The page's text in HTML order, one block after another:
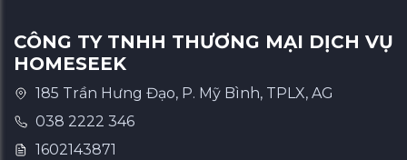
CÔNG TY TNHH THƯƠNG MẠI DỊCH VỤ
HOMESEEK
185 Trần Hưng Đạo, P. Mỹ Bình, TPLX, AG
038 2222 346
1602143871